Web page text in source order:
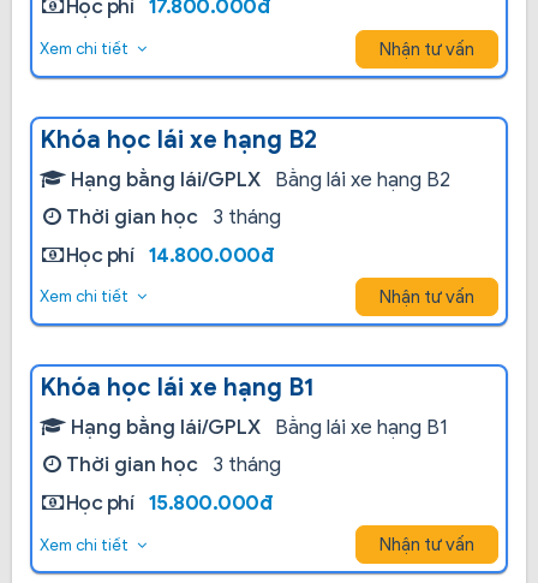
Học phí 17.800.000đ
Xem chi tiết Nhận tư vấn
Khóa học lái xe hạng B2
Hạng bằng lái/GPLX
Bằng lái xe hạng B2
Thời gian học
3 tháng
Học phí
14.800.000đ
Xem chi tiết Nhận tư vấn
Khóa học lái xe hạng B1
Hạng bằng lái/GPLX
Bằng lái xe hạng B1
Thời gian học
3 tháng
Học phí
15.800.000đ
Xem chi tiết Nhận tư vấn